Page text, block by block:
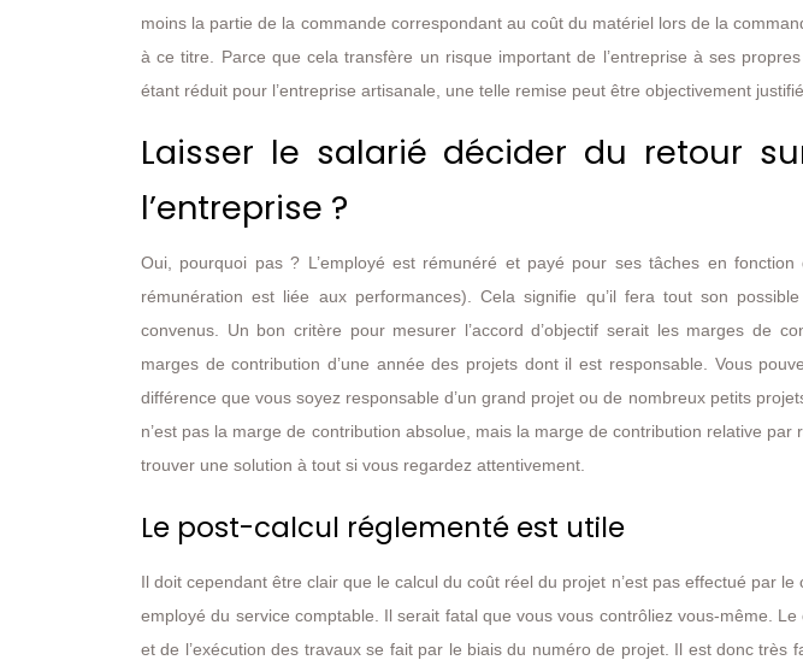
moins la partie de la commande correspondant au coût du matériel lors de la
à ce titre. Parce que cela transfère un risque important de l’entreprise à ses
étant réduit pour l’entreprise artisanale, une telle remise peut être objectivement
Laisser le salarié décider du retour
l’entreprise ?
Oui, pourquoi pas ? L’employé est rémunéré et payé pour ses tâches en
rémunération est liée aux performances). Cela signifie qu’il fera tout son
convenus. Un bon critère pour mesurer l’accord d’objectif serait les marges de
marges de contribution d’une année des projets dont il est responsable. Vous
différence que vous soyez responsable d’un grand projet ou de nombreux petits
n’est pas la marge de contribution absolue, mais la marge de contribution relative
trouver une solution à tout si vous regardez attentivement.
Le post-calcul réglementé est utile
Il doit cependant être clair que le calcul du coût réel du projet n’est pas effectué par
employé du service comptable. Il serait fatal que vous vous contrôliez vous-même.
et de l’exécution des travaux se fait par le biais du numéro de projet. Il est donc très